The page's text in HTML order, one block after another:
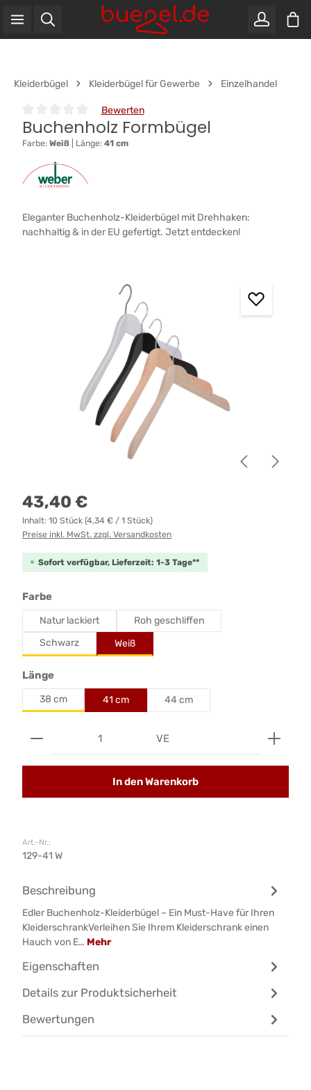
Zum Hauptinhalt springen
Kleiderbügel Kleiderbügel für Gewerbe Einzelhandel
Durchschnittliche Bewertung von 0 von 5 Sternen
Bewerten
Buchenholz Formbügel
Farbe: Weiß Länge: 41 cm
Eleganter Buchenholz-Kleiderbügel mit Drehhaken:
nachhaltig & in der EU gefertigt. Jetzt entdecken!
Regulärer Preis:
43,40 €
Inhalt: 10 Stück (4,34 € / 1 Stück)
Preise inkl. MwSt. zzgl. Versandkosten
Sofort verfügbar, Lieferzeit: 1-3 Tage**
Farbeauswählen
Natur lackiert
Roh geschliffen
Schwarz
Weiß
Längeauswählen
38 cm 41 cm 44 cm
Produkt Anzahl: Gib den gewünschten Wert
VE
In den Warenkorb
Art.-Nr.:
129-41 W
Beschreibung
Edler Buchenholz-Kleiderbügel – Ein Must-Have für Ihren
KleiderschrankVerleihen Sie Ihrem Kleiderschrank einen
Hauch von E… Mehr
Eigenschaften
Details zur Produktsicherheit
Bewertungen